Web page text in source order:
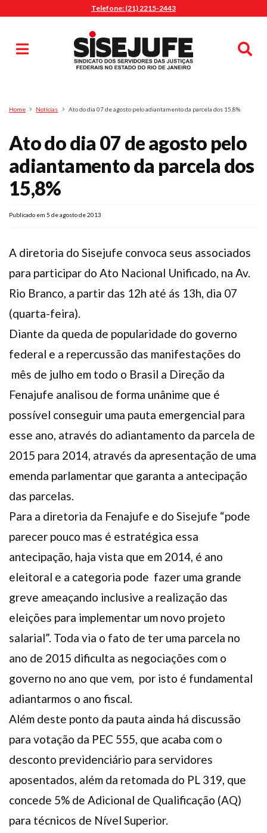
Telefone: (21) 2215-2443
Pesquisa
Home Notícias Ato do dia 07 de agosto pelo adiantamento da parcela dos 15,8%
Ato do dia 07 de agosto pelo
adiantamento da parcela dos
15,8%
Publicado em 5 de agosto de 2013
A diretoria do Sisejufe convoca seus associados
para participar do Ato Nacional Unificado, na Av.
Rio Branco, a partir das 12h até ás 13h, dia 07
(quarta-feira).
Diante da queda de popularidade do governo
federal e a repercussão das manifestações do
mês de julho em todo o Brasil a Direção da
Fenajufe analisou de forma unânime que é
possível conseguir uma pauta emergencial para
esse ano, através do adiantamento da parcela de
2015 para 2014, através da apresentação de uma
emenda parlamentar que garanta a antecipação
das parcelas.
Para a diretoria da Fenajufe e do Sisejufe “pode
parecer pouco mas é estratégica essa
antecipação, haja vista que em 2014, é ano
eleitoral e a categoria pode fazer uma grande
greve ameaçando inclusive a realização das
eleições para implementar um novo projeto
salarial”. Toda via o fato de ter uma parcela no
ano de 2015 dificulta as negociações com o
governo no ano que vem, por isto é fundamental
adiantarmos o ano fiscal.
Além deste ponto da pauta ainda há discussão
para votação da PEC 555, que acaba com o
desconto previdenciário para servidores
aposentados, além da retomada do PL 319, que
concede 5% de Adicional de Qualificação (AQ)
para técnicos de Nível Superior.
MENU
Sindicalize-se
Diretoria
O Sindicato
Agenda
Casa do Alto
Sede Campestre
Gympass Wellhub
Plano de Saúde
Assistência Funeral
Pós-graduação
FacebookInstagramTwitter YoutubeTikTok Whatsapp